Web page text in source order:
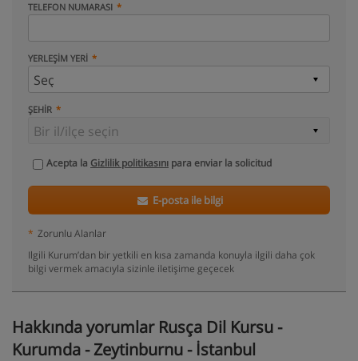
TELEFON NUMARASI
YERLEŞIM YERI
ŞEHIR
Acepta la Gizlilik politikasını para enviar la solicitud
E-posta ile bilgi
* Zorunlu Alanlar
Ilgili Kurum’dan bir yetkili en kısa zamanda konuyla ilgili daha çok
bilgi vermek amacıyla sizinle iletişime geçecek
Hakkında yorumlar Rusça Dil Kursu -
Kurumda - Zeytinburnu - İstanbul